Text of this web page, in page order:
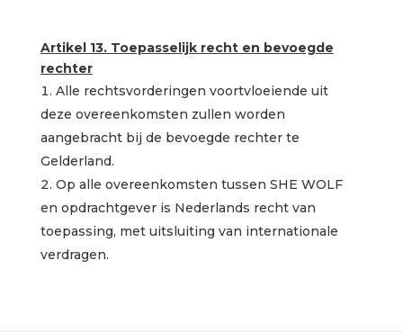
Artikel 13. Toepasselijk recht en bevoegde
rechter
Alle rechtsvorderingen voortvloeiende uit
deze overeenkomsten zullen worden
aangebracht bij de bevoegde rechter te
Gelderland.
Op alle overeenkomsten tussen SHE WOLF
en opdrachtgever is Nederlands recht van
toepassing, met uitsluiting van internationale
verdragen.